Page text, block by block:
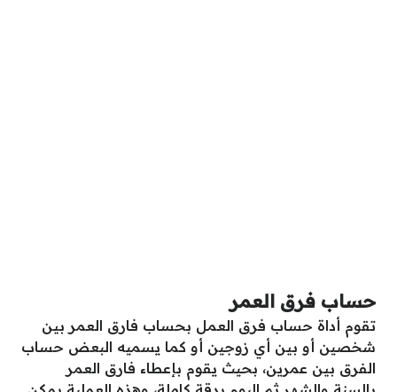
حساب فرق العمر
تقوم أداة حساب فرق العمل بحساب فارق العمر بين
شخصين أو بين أي زوجين أو كما يسميه البعض حساب
الفرق بين عمرين، بحيث يقوم بإعطاء فارق العمر